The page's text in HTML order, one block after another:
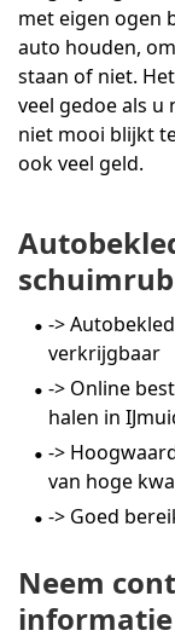
met eigen ogen
auto houden,
staan of niet.
veel gedoe als
niet mooi blijkt
ook veel geld.
->
verkrijgbaar
-> Online
halen in
->
van hoge
-> Goed
Neem
informatie